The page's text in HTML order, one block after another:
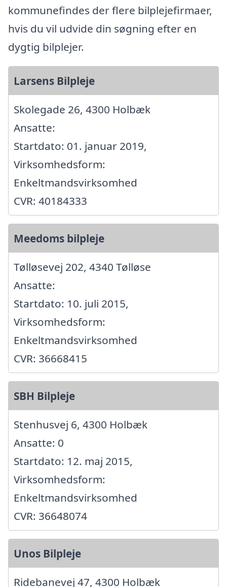
kommunefindes der flere bilplejefirmaer,
hvis du vil udvide din søgning efter en
dygtig bilplejer.
Larsens Bilpleje
Skolegade 26, 4300 Holbæk
Ansatte:
Startdato: 01. januar 2019,
Virksomhedsform:
Enkeltmandsvirksomhed
CVR: 40184333
Meedoms bilpleje
Tølløsevej 202, 4340 Tølløse
Ansatte:
Startdato: 10. juli 2015,
Virksomhedsform:
Enkeltmandsvirksomhed
CVR: 36668415
SBH Bilpleje
Stenhusvej 6, 4300 Holbæk
Ansatte: 0
Startdato: 12. maj 2015,
Virksomhedsform:
Enkeltmandsvirksomhed
CVR: 36648074
Unos Bilpleje
Ridebanevej 47, 4300 Holbæk